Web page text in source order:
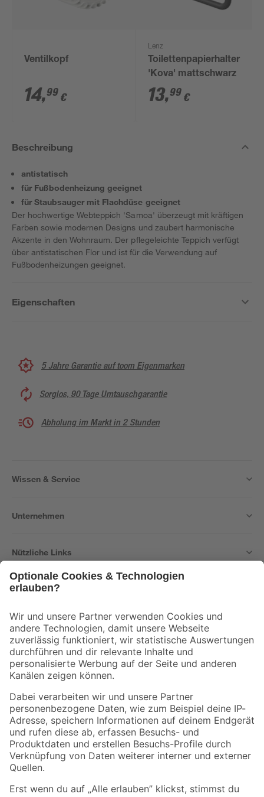
Ventilkopf
14,99 €
Lenz
Toilettenpapierhalter
'Kova' mattschwarz
13,99 €
Beschreibung
antistatisch
für Fußbodenheizung geeignet
für Staubsauger mit Flachdüse geeignet
Der hochwertige Webteppich 'Samoa' überzeugt mit kräftigen
Farben sowie modernen Designs und zaubert harmonische
Akzente in den Wohnraum. Der pflegeleichte Teppich verfügt
über antistatischen Flor und ist für die Verwendung auf
Fußbodenheizungen geeignet.
Eigenschaften
5 Jahre Garantie auf toom Eigenmarken
Sorglos, 90 Tage Umtauschgarantie
Abholung im Markt in 2 Stunden
Wissen & Service
Unternehmen
Nützliche Links
Der toom Newsletter: Keine Angebote und Aktionen mehr verpassen!
Zur Newsletter Anmeldung
Folge uns
Zahlungsarten Versandarten
Sicher einkaufen